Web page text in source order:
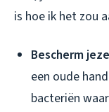
is hoe ik het zou
Bescherm
een oude
bacteriën